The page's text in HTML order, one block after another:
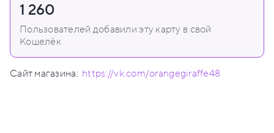
1 260
Пользователей добавили эту карту в свой
Кошелёк
Сайт магазина: https://vk.com/orangegiraffe48